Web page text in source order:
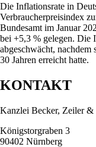
Die Inflationsrate in
Verbraucherpreisindex
Bundesamt im Januar
bei +5,3 % gelegen. Die
abgeschwächt, nachdem
30 Jahren erreicht hatte.
KONTAKT
Kanzlei Becker, Zeiler &
Königstorgraben 3
90402 Nürnberg